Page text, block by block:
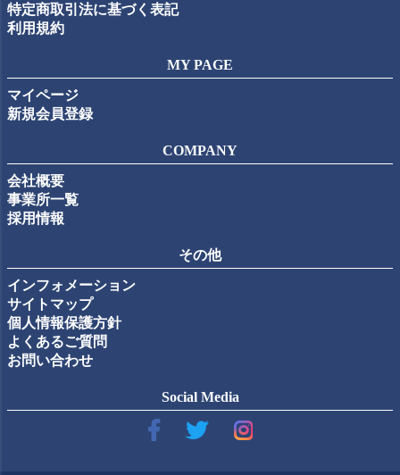
特定商取引法に基づく表記
利用規約
MY PAGE
マイページ
新規会員登録
COMPANY
会社概要
事業所一覧
採用情報
その他
インフォメーション
サイトマップ
個人情報保護方針
よくあるご質問
お問い合わせ
Social Media